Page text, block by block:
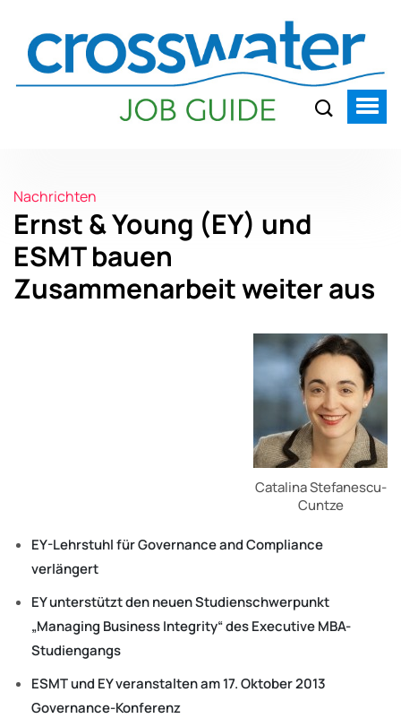
Nachrichten
Ernst & Young (EY) und
ESMT bauen
Zusammenarbeit weiter aus
Catalina Stefanescu-
Cuntze
EY-Lehrstuhl für Governance and Compliance
verlängert
EY unterstützt den neuen Studienschwerpunkt
„Managing Business Integrity“ des Executive MBA-
Studiengangs
ESMT und EY veranstalten am 17. Oktober 2013
Governance-Konferenz